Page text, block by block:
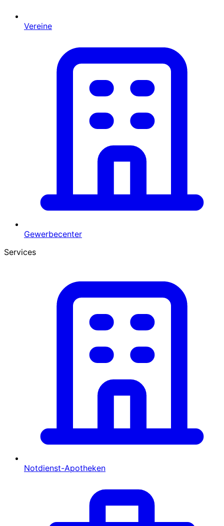
Vereine
Gewerbecenter
Services
Notdienst-Apotheken